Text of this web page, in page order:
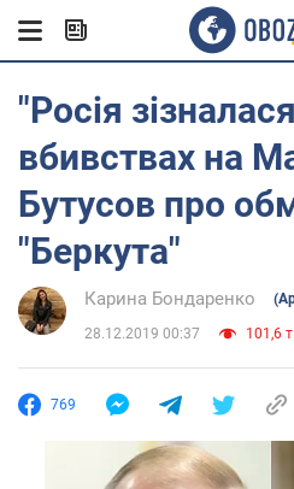
"Росія
вбивствах на
Бутусов про
"Беркута"
Карина Бондаренко
28.12.2019 00:37 101,6 т.
769